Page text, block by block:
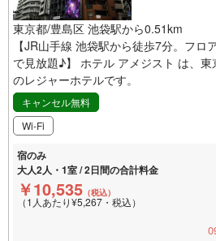
東京都/豊島区 池袋駅から0.51km
【JR山手線 池袋駅から徒歩7分。フロ
で見放題♪】 ホテル アメジスト は、
のレジャーホテルです。
キャンセル無料
Wi-Fi
宿のみ
大人2人・1室 / 2日間の合計料金
￥10,535 （税込）
（1人あたり¥5,267・税込）